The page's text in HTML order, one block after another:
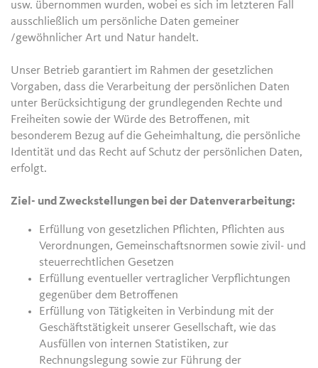
usw. übernommen wurden, wobei es sich im letzteren Fall
ausschließlich um persönliche Daten gemeiner
/gewöhnlicher Art und Natur handelt.
Unser Betrieb garantiert im Rahmen der gesetzlichen
Vorgaben, dass die Verarbeitung der persönlichen Daten
unter Berücksichtigung der grundlegenden Rechte und
Freiheiten sowie der Würde des Betroffenen, mit
besonderem Bezug auf die Geheimhaltung, die persönliche
Identität und das Recht auf Schutz der persönlichen Daten,
erfolgt.
Ziel- und Zweckstellungen bei der Datenverarbeitung:
Erfüllung von gesetzlichen Pflichten, Pflichten aus
Verordnungen, Gemeinschaftsnormen sowie zivil- und
steuerrechtlichen Gesetzen
Erfüllung eventueller vertraglicher Verpflichtungen
gegenüber dem Betroffenen
Erfüllung von Tätigkeiten in Verbindung mit der
Geschäftstätigkeit unserer Gesellschaft, wie das
Ausfüllen von internen Statistiken, zur
Rechnungslegung sowie zur Führung der